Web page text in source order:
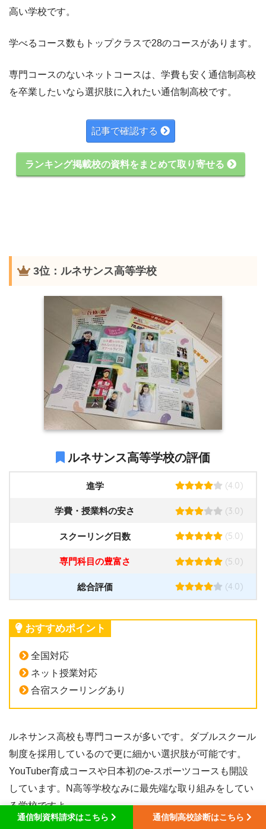
高い学校です。
学べるコース数もトップクラスで28のコースがあります。
専門コースのないネットコースは、学費も安く通信制高校
を卒業したいなら選択肢に入れたい通信制高校です。
記事で確認する
ランキング掲載校の資料をまとめて取り寄せる
3位：ルネサンス高等学校
ルネサンス高等学校の評価
進学 (4.0)
学費・授業料の安さ (3.0)
スクーリング日数 (5.0)
専門科目の豊富さ (5.0)
総合評価 (4.0)
おすすめポイント
全国対応
ネット授業対応
合宿スクーリングあり
ルネサンス高校も専門コースが多いです。ダブルスクール
制度を採用しているので更に細かい選択肢が可能です。
YouTuber育成コースや日本初のe-スポーツコースも開設
しています。N高等学校なみに最先端な取り組みをしてい
る学校ですよ。
通信制資料請求はこちら 通信制高校診断はこちら